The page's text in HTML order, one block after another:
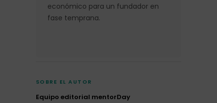
económico para un fundador en
fase temprana.
SOBRE EL AUTOR
Equipo editorial mentorDay